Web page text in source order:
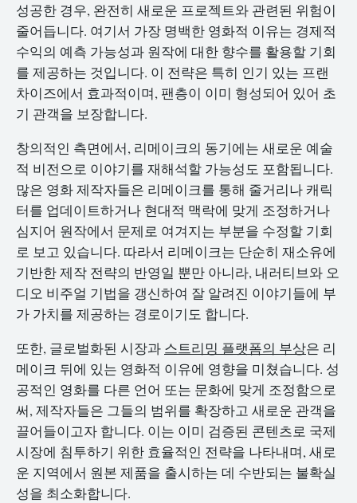
성공한 경우, 완전히 새로운 프로젝트와 관련된 위험이
줄어듭니다. 여기서 가장 명백한 영화적 이유는 경제적
수익의 예측 가능성과 원작에 대한 향수를 활용할 기회
를 제공하는 것입니다. 이 전략은 특히 인기 있는 프랜
차이즈에서 효과적이며, 팬층이 이미 형성되어 있어 초
기 관객을 보장합니다.
창의적인 측면에서, 리메이크의 동기에는 새로운 예술
적 비전으로 이야기를 재해석할 가능성도 포함됩니다.
많은 영화 제작자들은 리메이크를 통해 줄거리나 캐릭
터를 업데이트하거나 현대적 맥락에 맞게 조정하거나
심지어 원작에서 문제로 여겨지는 부분을 수정할 기회
로 보고 있습니다. 따라서 리메이크는 단순히 재소유에
기반한 제작 전략의 반영일 뿐만 아니라, 내러티브와 오
디오 비주얼 기법을 갱신하여 잘 알려진 이야기들에 부
가 가치를 제공하는 경로이기도 합니다.
또한, 글로벌화된 시장과 스트리밍 플랫폼의 부상은 리
메이크 뒤에 있는 영화적 이유에 영향을 미쳤습니다. 성
공적인 영화를 다른 언어 또는 문화에 맞게 조정함으로
써, 제작자들은 그들의 범위를 확장하고 새로운 관객을
끌어들이고자 합니다. 이는 이미 검증된 콘텐츠로 국제
시장에 침투하기 위한 효율적인 전략을 나타내며, 새로
운 지역에서 원본 제품을 출시하는 데 수반되는 불확실
성을 최소화합니다.